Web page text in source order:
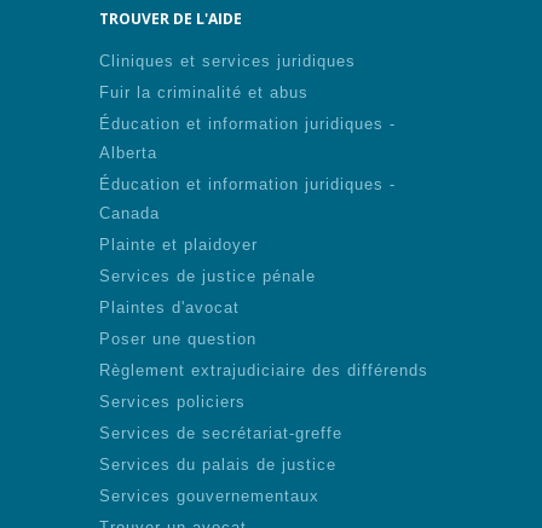
TROUVER DE L'AIDE
Cliniques et services juridiques
Fuir la criminalité et abus
Éducation et information juridiques -
Alberta
Éducation et information juridiques -
Canada
Plainte et plaidoyer
Services de justice pénale
Plaintes d'avocat
Poser une question
Règlement extrajudiciaire des différends
Services policiers
Services de secrétariat-greffe
Services du palais de justice
Services gouvernementaux